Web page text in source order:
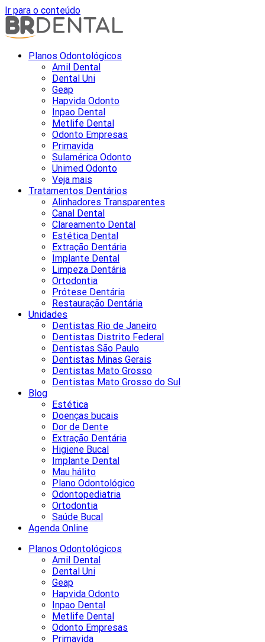
Ir para o conteúdo
Planos Odontológicos
Amil Dental
Dental Uni
Geap
Hapvida Odonto
Inpao Dental
Metlife Dental
Odonto Empresas
Primavida
Sulamérica Odonto
Unimed Odonto
Veja mais
Tratamentos Dentários
Alinhadores Transparentes
Canal Dental
Clareamento Dental
Estética Dental
Extração Dentária
Implante Dental
Limpeza Dentária
Ortodontia
Prótese Dentária
Restauração Dentária
Unidades
Dentistas Rio de Janeiro
Dentistas Distrito Federal
Dentistas São Paulo
Dentistas Minas Gerais
Dentistas Mato Grosso
Dentistas Mato Grosso do Sul
Blog
Estética
Doenças bucais
Dor de Dente
Extração Dentária
Higiene Bucal
Implante Dental
Mau hálito
Plano Odontológico
Odontopediatria
Ortodontia
Saúde Bucal
Agenda Online
Planos Odontológicos
Amil Dental
Dental Uni
Geap
Hapvida Odonto
Inpao Dental
Metlife Dental
Odonto Empresas
Primavida